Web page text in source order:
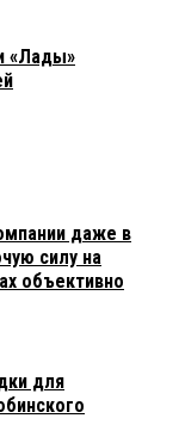
«Лады»
даже в
силу на
объективно
для